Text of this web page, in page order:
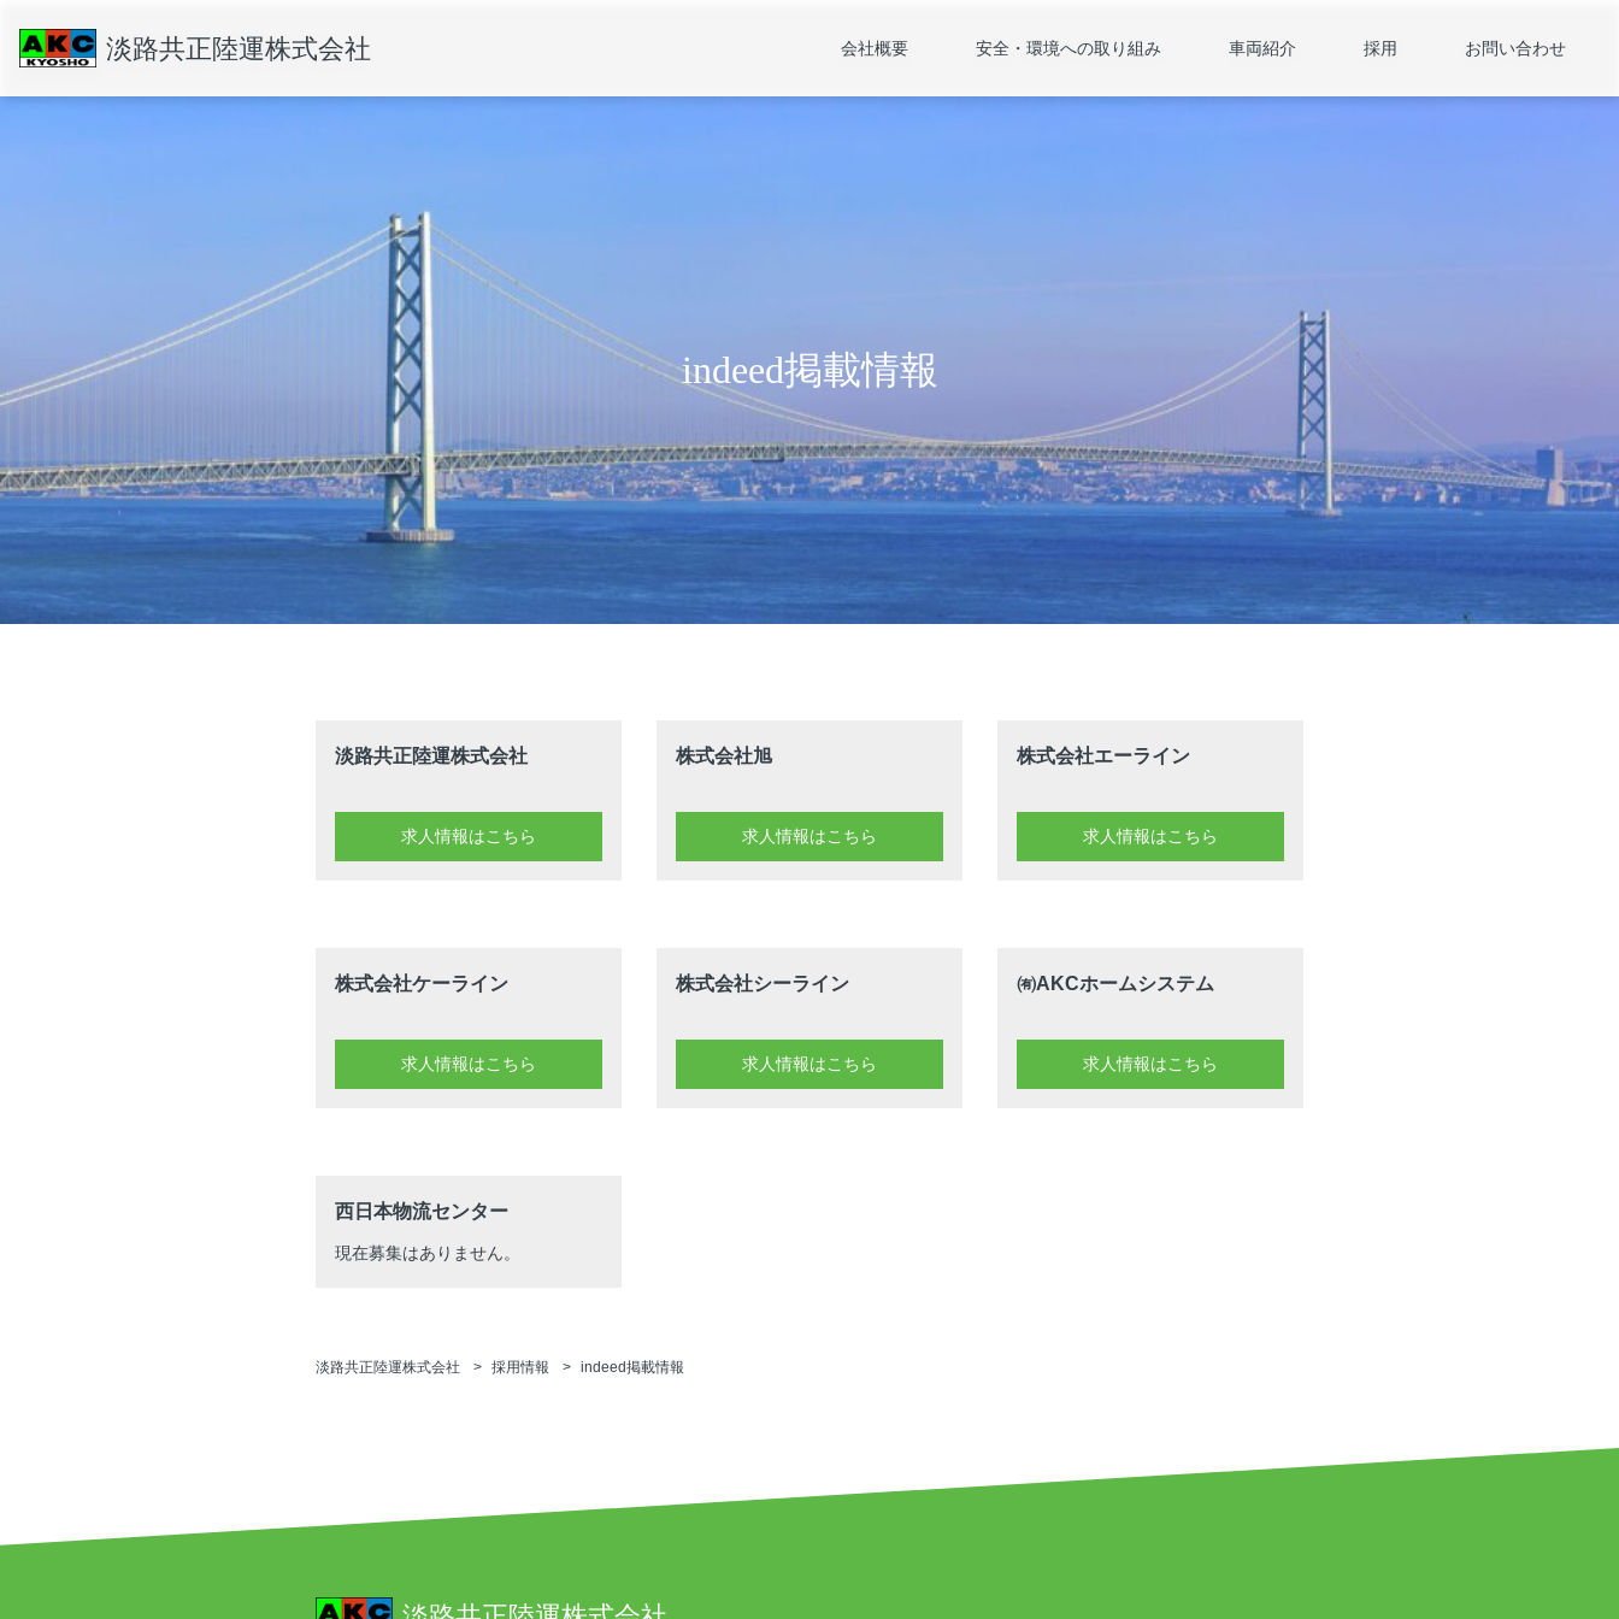
淡路共正陸運株式会社 会社概要 安全・環境への取り組み 車両紹介 採用 お問い合わせ
indeed掲載情報
淡路共正陸運株式会社
求人情報はこちら
株式会社旭
求人情報はこちら
株式会社エーライン
求人情報はこちら
株式会社ケーライン
求人情報はこちら
株式会社シーライン
求人情報はこちら
㈲AKCホームシステム
求人情報はこちら
西日本物流センター
現在募集はありません。
淡路共正陸運株式会社 採用情報 indeed掲載情報